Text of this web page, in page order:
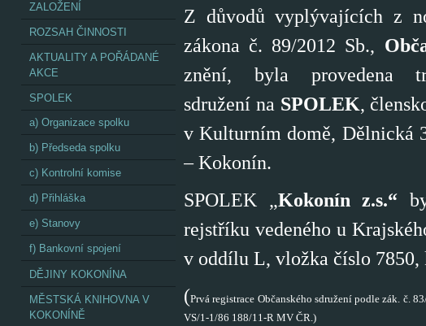
Z důvodů vyplývajících z
zákona č. 89/2012 Sb.,
znění, byla provedena
sdružení na SPOLEK,
v Kulturním domě, Dělnická
– Kokonín.
SPOLEK „Kokonín z.s.“
rejstříku vedeného u
v oddílu L, vložka číslo 7850,
(Prvá registrace Občanského sdružení podle zák. č.
VS/1-1/86 188/11-R MV ČR.)
ZALOŽENÍ
ROZSAH ČINNOSTI
AKTUALITY A POŘÁDANÉ
AKCE
SPOLEK
a) Organizace spolku
b) Předseda spolku
c) Kontrolní komise
d) Přihláška
e) Stanovy
f) Bankovní spojení
DĚJINY KOKONÍNA
MĚSTSKÁ KNIHOVNA V
KOKONÍNĚ